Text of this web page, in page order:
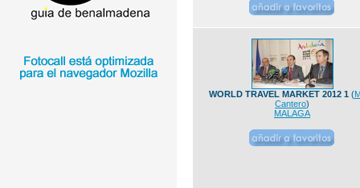
WORLD TRAVEL MARKET 2012 1(
Cantero)
MALAGA